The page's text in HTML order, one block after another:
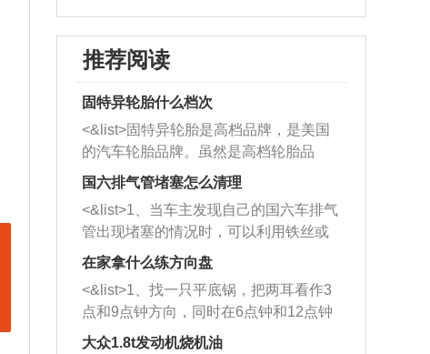
推荐阅读
固特异轮胎什么档次
<&list>固特异轮胎是高档品牌，是美国
的汽车轮胎品牌。虽然是高档轮胎品
牌，但是中高低端的轮胎都有生产，这
也是为了更好的开拓市场。
国六排气管堵塞怎么清理
<&list>1、当车主发现自己的国六车排气
管出现堵塞的情况时，可以利用铁丝或
者是细棍，直接将杂物给取出来，如果
堵塞情况比较严重，也可以采取应急措
施。 <&list>2、直接利用木棍将所有的
杂物推到排气管里面的位置处，然后将
三元催化器拆解开，就可以将堵塞的东
在家拿什么练方向盘
<&list>1、找一只平底锅，把两耳看作3
点和9点钟方向，同时在6点钟和12点钟
方向做一个标记。 <&list>2、双手握住
大众1.8t发动机烧机油